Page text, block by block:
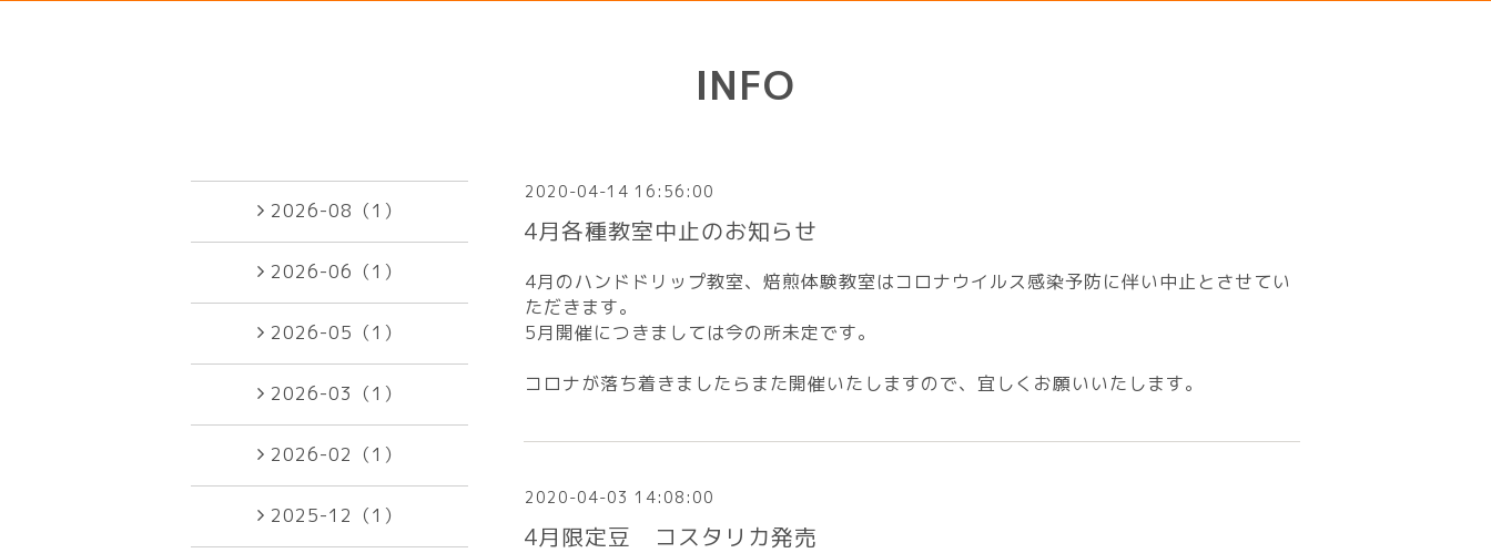
INFO
2020-04-14 16:56:00
4月各種教室中止のお知らせ
4月のハンドドリップ教室、焙煎体験教室はコロナウイルス感染予防に伴い中止とさせてい
ただきます。
5月開催につきましては今の所未定です。
コロナが落ち着きましたらまた開催いたしますので、宜しくお願いいたします。
2020-04-03 14:08:00
4月限定豆 コスタリカ発売
2026-08（1）
2026-06（1）
2026-05（1）
2026-03（1）
2026-02（1）
2025-12（1）